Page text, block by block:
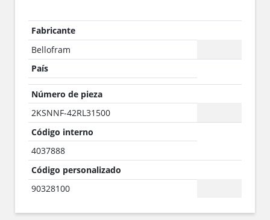
Fabricante
Bellofram
País
Número de pieza
2KSNNF-42RL31500
Código interno
4037888
Código personalizado
90328100